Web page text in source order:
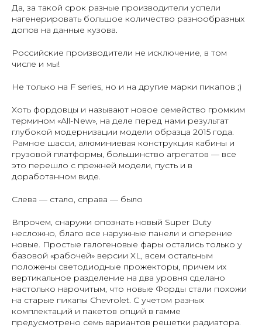
Да, за такой срок разные производители успели
нагенерировать большое количество разнообразных
допов на данные кузова.
Российские производители не исключение, в том
числе и мы!
Не только на F series, но и на другие марки пикапов ;)
Хоть фордовцы и называют новое семейство громким
термином «All-New», на деле перед нами результат
глубокой модернизации модели образца 2015 года.
Рамное шасси, алюминиевая конструкция кабины и
грузовой платформы, большинство агрегатов — все
это перешло с прежней модели, пусть и в
доработанном виде.
Слева — стало, справа — было
Впрочем, снаружи опознать новый Super Duty
несложно, благо все наружные панели и оперение
новые. Простые галогеновые фары остались только у
базовой «рабочей» версии XL, всем остальным
положены светодиодные прожекторы, причем их
вертикальное разделение на два уровня сделано
настолько нарочитым, что новые Форды стали похожи
на старые пикапы Chevrolet. С учетом разных
комплектаций и пакетов опций в гамме
предусмотрено семь вариантов решетки радиатора.